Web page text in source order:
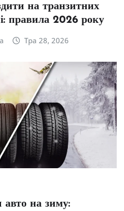
на транзитних
правила 2026 року
Тра 28, 2026
авто на зиму: